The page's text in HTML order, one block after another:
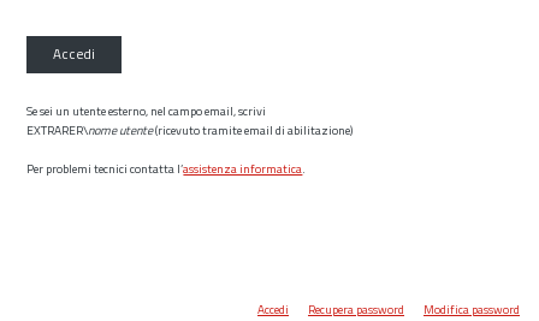
Accedi
Se sei un utente esterno, nel campo email, scrivi
EXTRARER\nome utente(ricevuto tramite email di abilitazione)
Per problemi tecnici contatta l’assistenza informatica.
Accedi Recupera password Modifica password